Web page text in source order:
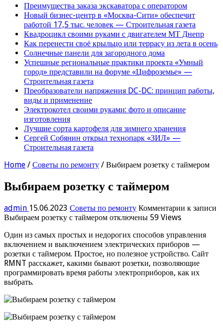
Преимущества заказа экскаватора с оператором
Новый бизнес-центр в «Москва-Сити» обеспечит
работой 17,5 тыс. человек — Строительная газета
Квадроцикл своими руками с двигателем МТ Днепр
Как перенести своё крыльцо или террасу из лета в осень
Солнечные панели для загородного дома
Успешные региональные практики проекта «Умный
город» представили на форуме «Цифроземье» —
Строительная газета
Преобразователи напряжения DC-DC: принцип работы,
виды и применение
Электрокотел своими руками: фото и описание
изготовления
Лучшие сорта картофеля для зимнего хранения
Сергей Собянин открыл технопарк «ЗИЛ» —
Строительная газета
Home / Советы по ремонту / Выбираем розетку с таймером
Выбираем розетку с таймером
admin 15.06.2023 Советы по ремонту Комментарии к записи
Выбираем розетку с таймером отключены 59 Views
Один из самых простых и недорогих способов управления
включением и выключением электрических приборов —
розетки с таймером. Простое, но полезное устройство. Сайт
RMNT расскажет, какими бывают розетки, позволяющие
программировать время работы электроприборов, как их
выбрать.